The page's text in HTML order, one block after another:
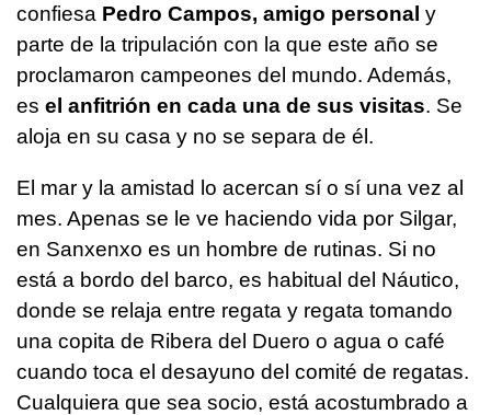
confiesa Pedro Campos, amigo personal y
parte de la tripulación con la que este año se
proclamaron campeones del mundo. Además,
es el anfitrión en cada una de sus visitas. Se
aloja en su casa y no se separa de él.
El mar y la amistad lo acercan sí o sí una vez al
mes. Apenas se le ve haciendo vida por Silgar,
en Sanxenxo es un hombre de rutinas. Si no
está a bordo del barco, es habitual del Náutico,
donde se relaja entre regata y regata tomando
una copita de Ribera del Duero o agua o café
cuando toca el desayuno del comité de regatas.
Cualquiera que sea socio, está acostumbrado a